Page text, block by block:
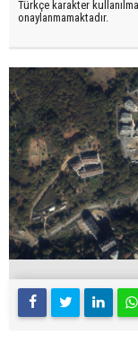
Türkçe karakter
onaylanmamaktadır.